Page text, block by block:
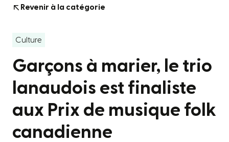
Revenir à la catégorie
Culture
Garçons à marier, le trio
lanaudois est finaliste
aux Prix de musique folk
canadienne